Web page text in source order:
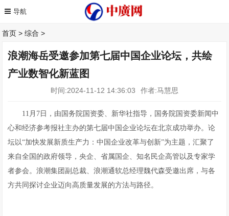
首页 >综合 >
浪潮海岳受邀参加第七届中国企业论坛，共绘
产业数智化新蓝图
时间:2024-11-12 14:36:03 作者:马慧思
11月7日，由国务院国资委、新华社指导，国务院国资委新闻中
心和经济参考报社主办的第七届中国企业论坛在北京成功举办。论
坛以“加快发展新质生产力：中国企业改革与创新”为主题，汇聚了
来自全国的政府领导，央企、省属国企、知名民企高管以及专家学
者参会。浪潮集团副总裁、浪潮通软总经理魏代森受邀出席，与各
方共同探讨企业迈向高质量发展的方法与路径。